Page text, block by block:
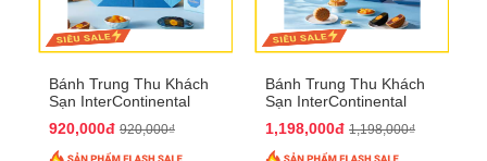
Bánh Trung Thu Khách
Sạn InterContinental
QTTT26
920,000đ 920,000₫
Bánh Trung Thu Khách
Sạn InterContinental
QTTT27
1,198,000đ 1,198,000₫